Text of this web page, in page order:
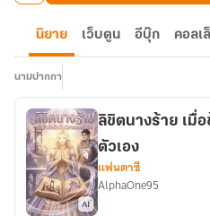
นิยาย เว็บตูน อีบุ๊ก คอลเ
นามปากกา
ลิขิตนางร้าย เมื่
ตัวเอง
แฟนตาซี
AlphaOne95